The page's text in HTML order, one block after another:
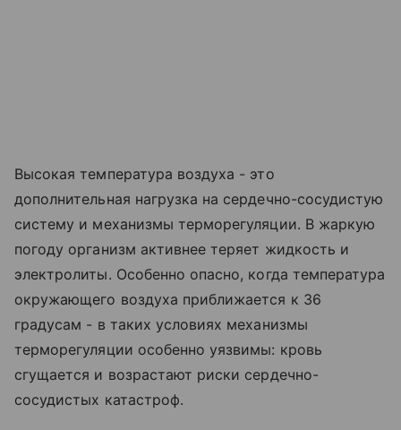
Высокая температура воздуха - это
дополнительная нагрузка на сердечно-сосудистую
систему и механизмы терморегуляции. В жаркую
погоду организм активнее теряет жидкость и
электролиты. Особенно опасно, когда температура
окружающего воздуха приближается к 36
градусам - в таких условиях механизмы
терморегуляции особенно уязвимы: кровь
сгущается и возрастают риски сердечно-
сосудистых катастроф.